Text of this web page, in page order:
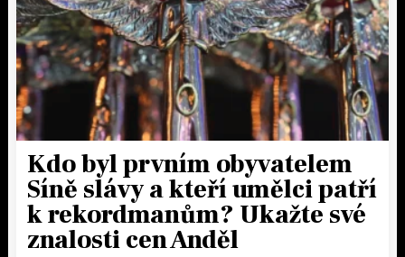
Kdo byl prvním obyvatelem
Síně slávy a kteří umělci patří
k rekordmanům? Ukažte své
znalosti cen Anděl